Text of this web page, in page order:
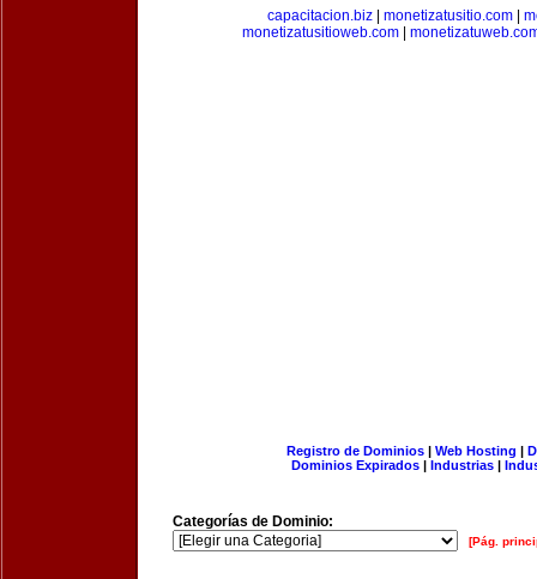
capacitacion.biz| monetizatusitio.com|
monetizatusitioweb.com
Registro de Dominios| Web Hosting |
Dominios Expirados | Industrias |
Categorías de Dominio:
[Pág.